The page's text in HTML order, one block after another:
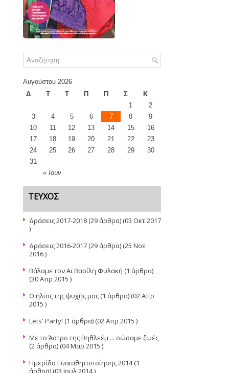
Αυγούστου 2026
Δ
Τ Τ Π Π Σ Κ
« Ιουν
1
2
3
4 5 6 7 8
9
10
11 12 13 14 15
16
17
18 19 20 21 22
23
24
25 26 27 28 29
30
31
ΤΕΎΧΟΣ
Δράσεις 2017-2018 (29 άρθρα) (03 Οκτ 2017
)
Δράσεις 2016-2017 (29 άρθρα) (25 Νοε
2016 )
Βάλαμε τον Αϊ Βασίλη Φυλακή (1 άρθρα)
(30 Απρ 2015 )
Ο ήλιος της ψυχής μας (1 άρθρα) (02 Απρ
2015 )
Lets' Party! (1 άρθρα) (02 Απρ 2015 )
Με το Άστρο της Βηθλεέμ ... σώσαμε ζωές
(2 άρθρα) (04 Μαρ 2015 )
Ημερίδα Ευαιαθητοποίησης 2014(1
άρθρα) (03 Ιουλ 2014 )